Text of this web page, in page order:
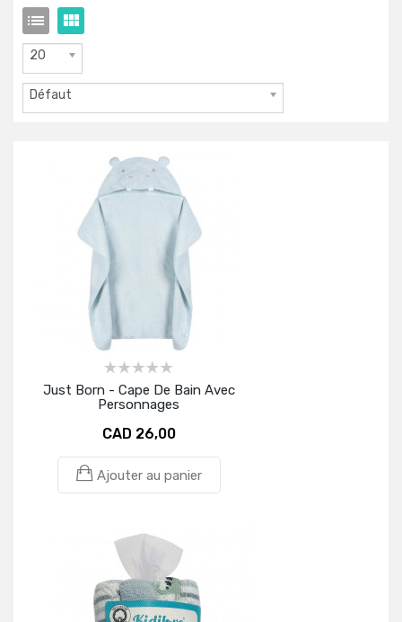
20
Défaut
Just Born - Cape De Bain Avec
Personnages
CAD 26,00
Ajouter au panier